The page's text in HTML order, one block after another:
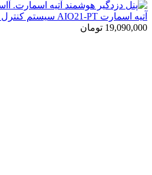
آتیه اسمارت AIO21-PT سیستم کنترل پایش محیطی
19,090,000 تومان